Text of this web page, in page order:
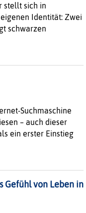
stellt sich in
Identität: Zwei
schwarzen
Suchmaschine
– auch dieser
ein erster Einstieg
Gefühl von Leben in